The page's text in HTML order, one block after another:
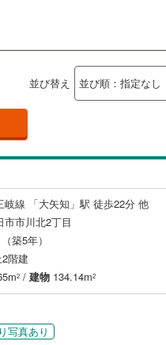
並び替え
岐線 「大矢知」駅 徒歩22分 他
市市川北2丁目
築5年）
階建
2 / 建物 134.14m2
写真あり
広島 山
高知
で検索する
度会郡玉城町(2)
度会郡南伊勢町(0)
で検索するこの条件で検索する
で検索するこの条件で検索する
バリアフリー住宅（
海まで2km以内
この条件で検索する
保存した条件を見る